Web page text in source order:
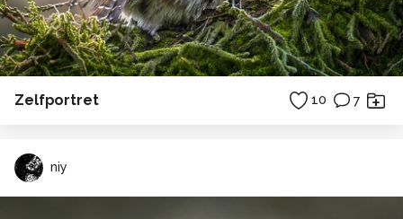
Zelfportret 10 7
niy